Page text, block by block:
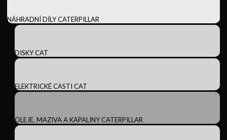
NÁHRADNÍ DÍLY CATERPILLAR
DISKY CAT
ELEKTRICKÉ CASTI CAT
OLEJE, MAZIVA A KAPALINY CATERPILLAR